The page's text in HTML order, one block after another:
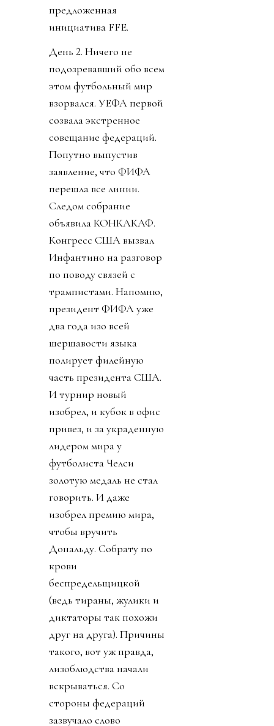
предложенная
инициатива FFE.
День 2. Ничего не
подозревавший обо всем
этом футбольный мир
взорвался. УЕФА первой
созвала экстренное
совещание федераций.
Попутно выпустив
заявление, что ФИФА
перешла все линии.
Следом собрание
объявила КОНКАКАФ.
Конгресс США вызвал
Инфантино на разговор
по поводу связей с
трампистами. Напомню,
президент ФИФА уже
два года изо всей
шершавости языка
полирует филейную
часть президента США.
И турнир новый
изобрел, и кубок в офис
привез, и за украденную
лидером мира у
футболиста Челси
золотую медаль не стал
говорить. И даже
изобрел премию мира,
чтобы вручить
Дональду. Собрату по
крови
беспредельщицкой
(ведь тираны, жулики и
диктаторы так похожи
друг на друга). Причины
такого, вот уж правда,
лизоблюдства начали
вскрываться. Со
стороны федераций
зазвучало слово